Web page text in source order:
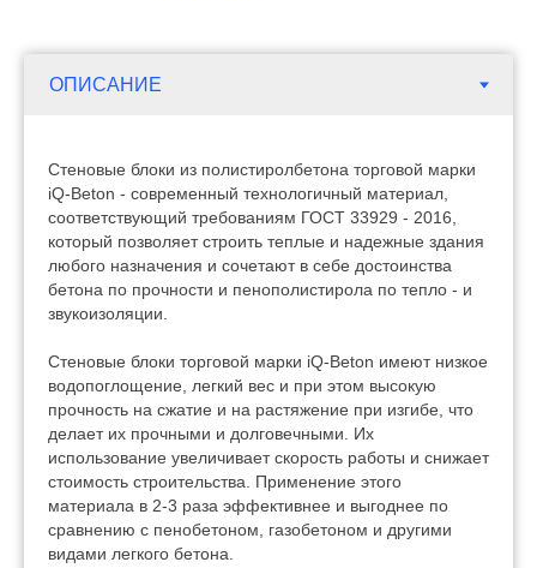
Стеновые блоки из полистиролбетона торговой марки
iQ-Beton - современный технологичный материал,
соответствующий требованиям ГОСТ 33929 - 2016,
который позволяет строить теплые и надежные здания
любого назначения и сочетают в себе достоинства
бетона по прочности и пенополистирола по тепло - и
звукоизоляции.
Стеновые блоки торговой марки iQ-Beton имеют низкое
водопоглощение, легкий вес и при этом высокую
прочность на сжатие и на растяжение при изгибе, что
делает их прочными и долговечными. Их
использование увеличивает скорость работы и снижает
стоимость строительства. Применение этого
материала в 2-3 раза эффективнее и выгоднее по
сравнению с пенобетоном, газобетоном и другими
видами легкого бетона.